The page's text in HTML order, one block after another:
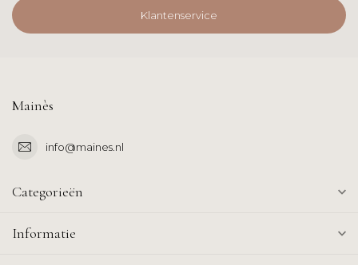
Klantenservice
Mainès
info@maines.nl
Categorieën
Informatie